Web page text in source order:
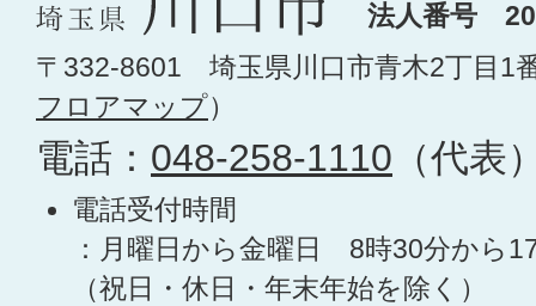
法人番号
〒332-8601 埼玉県川口市青木2丁目1
フロアマップ）
電話： 048-258-1110 （代表
電話受付時間
：月曜日から金曜日 8時30分から
（祝日・休日・年末年始を除く）